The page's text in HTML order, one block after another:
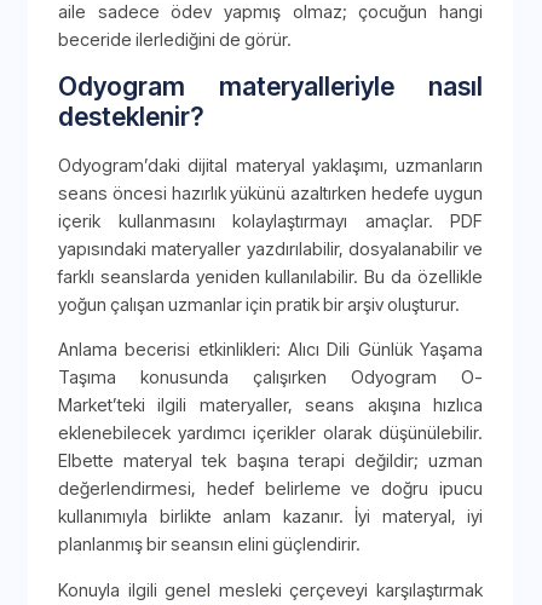
aile sadece ödev yapmış olmaz; çocuğun hangi
beceride ilerlediğini de görür.
Odyogram materyalleriyle nasıl
desteklenir?
Odyogram’daki dijital materyal yaklaşımı, uzmanların
seans öncesi hazırlık yükünü azaltırken hedefe uygun
içerik kullanmasını kolaylaştırmayı amaçlar. PDF
yapısındaki materyaller yazdırılabilir, dosyalanabilir ve
farklı seanslarda yeniden kullanılabilir. Bu da özellikle
yoğun çalışan uzmanlar için pratik bir arşiv oluşturur.
Anlama becerisi etkinlikleri: Alıcı Dili Günlük Yaşama
Taşıma konusunda çalışırken Odyogram O-
Market’teki ilgili materyaller, seans akışına hızlıca
eklenebilecek yardımcı içerikler olarak düşünülebilir.
Elbette materyal tek başına terapi değildir; uzman
değerlendirmesi, hedef belirleme ve doğru ipucu
kullanımıyla birlikte anlam kazanır. İyi materyal, iyi
planlanmış bir seansın elini güçlendirir.
Konuyla ilgili genel mesleki çerçeveyi karşılaştırmak